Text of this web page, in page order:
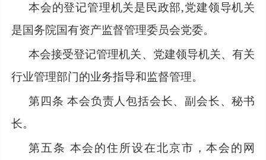
本会的登记管理机关是民政部,党建领导机关
是国务院国有资产监督管理委员会党委。
本会接受登记管理机关、党建领导机关、有关
行业管理部门的业务指导和监督管理。
第四条 本会负责人包括会长、副会长、秘书
长。
第五条 本会的住所设在北京市，本会的网